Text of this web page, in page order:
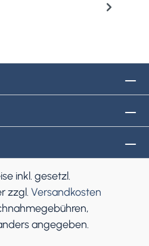
inkl. gesetzl.
zzgl. Versandkosten
angegeben.